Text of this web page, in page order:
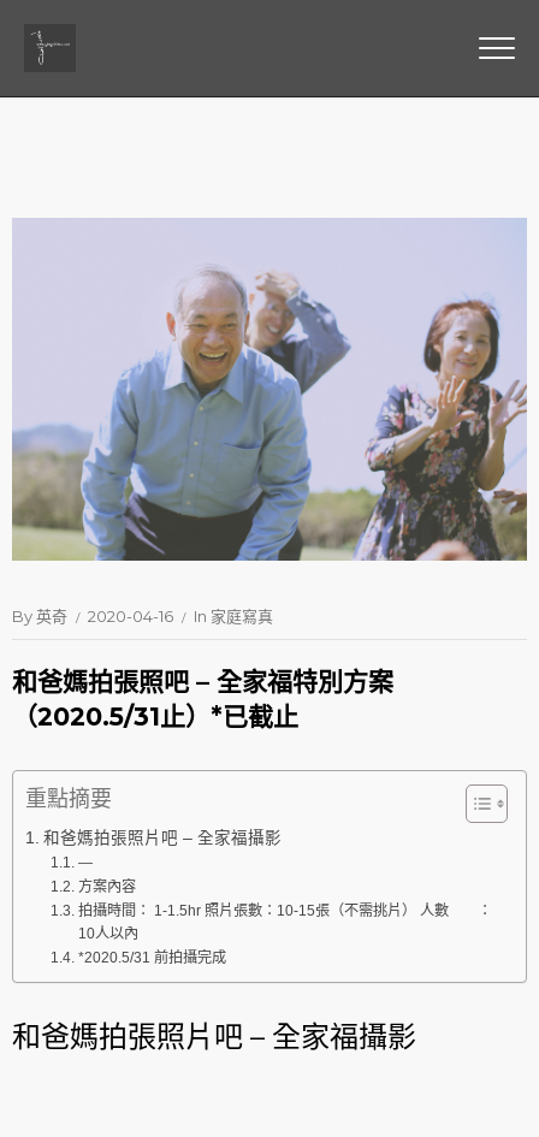
By英奇 2020-04-16 In 家庭寫真
和爸媽拍張照吧 – 全家福特別方案
（2020.5/31止）*已截止
重點摘要
和爸媽拍張照片吧 – 全家福攝影
—
方案內容
拍攝時間： 1-1.5hr 照片張數：10-15張（不需挑片） 人數 ：
10人以內
*2020.5/31 前拍攝完成
和爸媽拍張照片吧 – 全家福攝影